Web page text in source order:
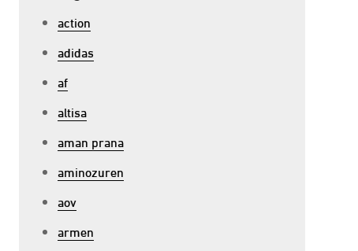
Krachttraining
Onmisbaar
Accessoire!
action
adidas
af
altisa
aman prana
aminozuren
aov
armen